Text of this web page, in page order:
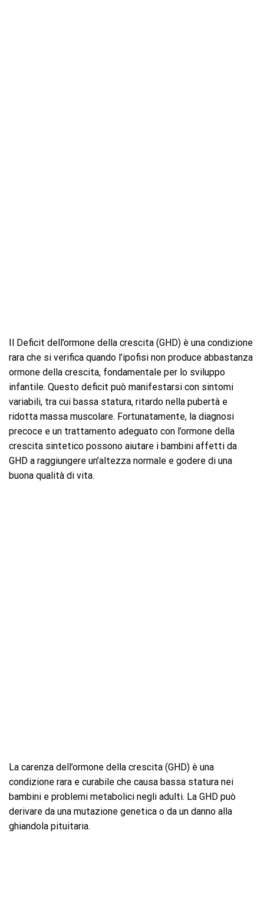
Il Deficit dell’ormone della crescita (GHD) è una condizione
rara che si verifica quando l’ipofisi non produce abbastanza
ormone della crescita, fondamentale per lo sviluppo
infantile. Questo deficit può manifestarsi con sintomi
variabili, tra cui bassa statura, ritardo nella pubertà e
ridotta massa muscolare. Fortunatamente, la diagnosi
precoce e un trattamento adeguato con l’ormone della
crescita sintetico possono aiutare i bambini affetti da
GHD a raggiungere un’altezza normale e godere di una
buona qualità di vita.
La carenza dell’ormone della crescita (GHD) è una
condizione rara e curabile che causa bassa statura nei
bambini e problemi metabolici negli adulti. La GHD può
derivare da una mutazione genetica o da un danno alla
ghiandola pituitaria.